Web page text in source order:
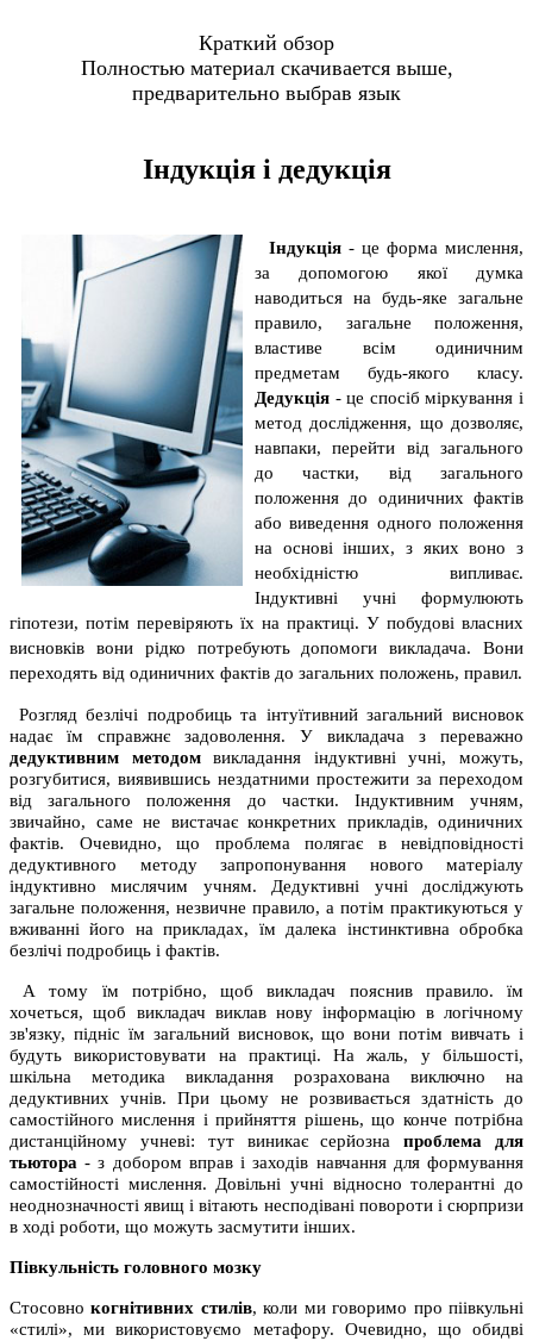
Краткий обзор
Полностью материал скачивается выше,
предварительно выбрав язык
Індукція і дедукція
Індукція - це форма мислення,
за допомогою якої думка
наводиться на будь-яке загальне
правило, загальне положення,
властиве всім одиничним
предметам будь-якого класу.
Дедукція - це спосіб міркування і
метод дослідження, що дозволяє,
навпаки, перейти від загального
до частки, від загального
положення до одиничних фактів
або виведення одного положення
на основі інших, з яких воно з
необхідністю випливає.
Індуктивні учні формулюють
гіпотези, потім перевіряють їх на практиці. У побудові власних
висновків вони рідко потребують допомоги викладача. Вони
переходять від одиничних фактів до загальних положень, правил.
Розгляд безлічі подробиць та інтуїтивний загальний висновок
надає їм справжнє задоволення. У викладача з переважно
дедуктивним методомвикладання індуктивні учні, можуть,
розгубитися, виявившись нездатними простежити за переходом
від загального положення до частки. Індуктивним учням,
звичайно, саме не вистачає конкретних прикладів, одиничних
фактів. Очевидно, що проблема полягає в невідповідності
дедуктивного методу запропонування нового матеріалу
індуктивно мислячим учням. Дедуктивні учні досліджують
загальне положення, незвичне правило, а потім практикуються у
вживанні його на прикладах, їм далека інстинктивна обробка
безлічі подробиць і фактів.
А тому їм потрібно, щоб викладач пояснив правило. їм
хочеться, щоб викладач виклав нову інформацію в логічному
зв'язку, підніс їм загальний висновок, що вони потім вивчать і
будуть використовувати на практиці. На жаль, у більшості,
шкільна методика викладання розрахована виключно на
дедуктивних учнів. При цьому не розвивається здатність до
самостійного мислення і прийняття рішень, що конче потрібна
дистанційному учневі: тут виникає серйознапроблема для
тьютора - з добором вправ і заходів навчання для формування
самостійності мислення. Довільні учні відносно толерантні до
неоднозначності явищ і вітають несподівані повороти і сюрпризи
в ході роботи, що можуть засмутити інших.
Півкульність головного мозку
Стосовнокогнітивних стилів, коли ми говоримо про піівкульні
«стилі», ми використовуємо метафору. Очевидно, що обидві